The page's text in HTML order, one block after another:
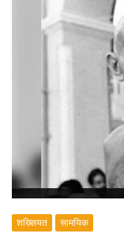
शख्सियत सामयिक